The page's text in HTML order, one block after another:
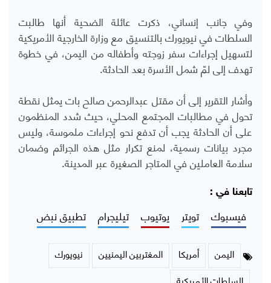
وفي جانب إنساني، ذكرت عائلة الضحية أنها طالبت
السلطات في نيويورك بالتنسيق مع وزارة الخارجية الأمريكية
لتسهيل إجراءات سفر زوجته وأطفاله من اليمن، في خطوة
تهدف إلى لمّ شمل الأسرة بعد الحادثة.
وأشار التقرير إلى أن مقتل عبدالرحمن صالح بات يمثل نقطة
تحول في مطالبات المجتمع المحلي، حيث شدد المنظمون
على أن الحادثة يجب أن تدفع نحو إجراءات ملموسة، وليس
مجرد بيانات رسمية، لمنع تكرار مثل هذه الجرائم وضمان
سلامة العاملين في المتاجر الصغيرة عبر المدينة.
تابعنا في :
فيسبوك تويتر يوتيوب تيليجرام تطبيق نبض
اليمن أمريكا المغتربين اليمنيين
نيويورك